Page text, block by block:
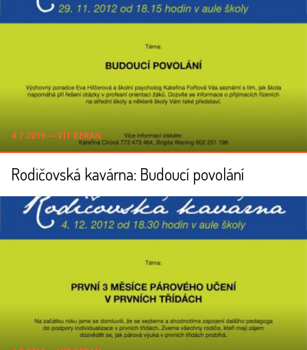
4.7.2019 ― VÍT BERAN
Rodičovská kavárna: Budoucí povolání